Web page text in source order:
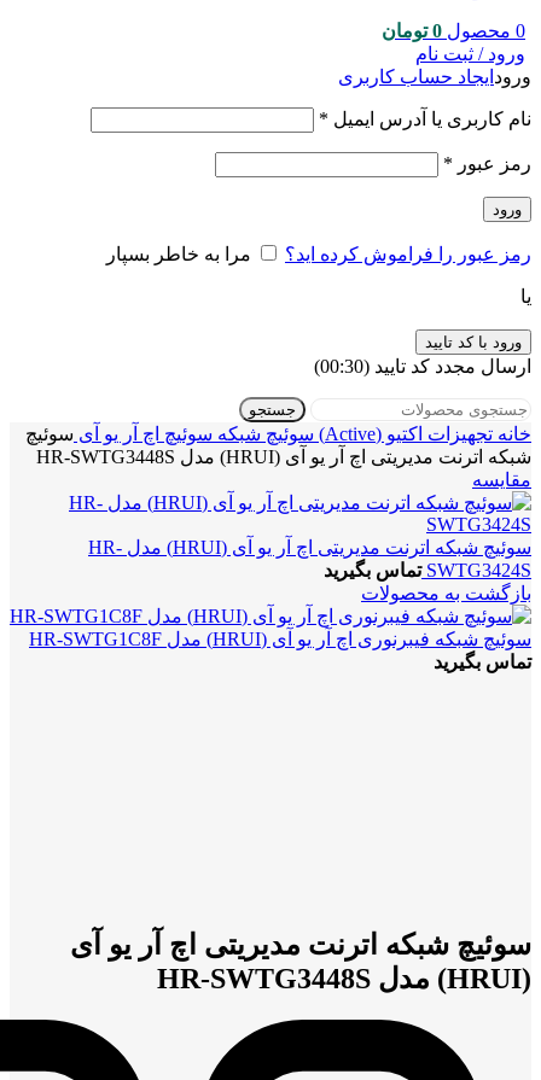
0 محصول 0 تومان
ورود / ثبت نام
ورود ایجاد حساب کاربری
نام کاربری یا آدرس ایمیل *
رمز عبور *
ورود
رمز عبور را فراموش کرده اید؟ مرا به خاطر بسپار
یا
ورود با کد تایید
ارسال مجدد کد تایید (00:
30
)
جستجو
خانه تجهیزات اکتیو (Active) سوئیچ شبکه سوئیچ اچ آر یو آی سوئیچ
شبکه اترنت مدیریتی اچ آر یو آی (HRUI) مدل HR-SWTG3448S
مقایسه
سوئیچ شبکه اترنت مدیریتی اچ آر یو آی (HRUI) مدل HR-
SWTG3424S تماس بگیرید
بازگشت به محصولات
سوئیچ شبکه فیبرنوری اچ آر یو آی (HRUI) مدل HR-SWTG1C8F
تماس بگیرید
سوئیچ شبکه اترنت مدیریتی اچ آر یو آی
(HRUI) مدل HR-SWTG3448S